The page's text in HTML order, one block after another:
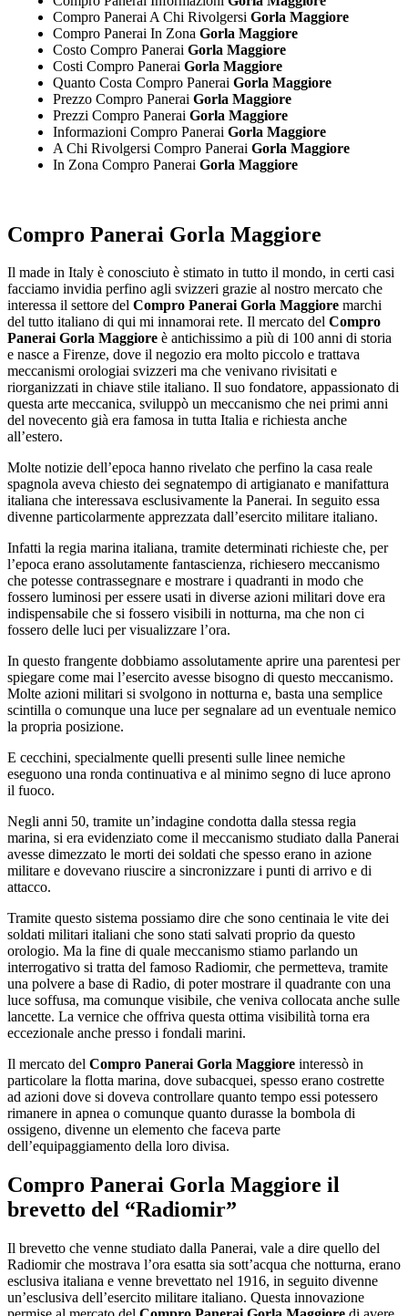
Compro Panerai A Chi Rivolgersi Gorla Maggiore
Compro Panerai In Zona Gorla Maggiore
Costo Compro Panerai Gorla Maggiore
Costi Compro Panerai Gorla Maggiore
Quanto Costa Compro Panerai Gorla Maggiore
Prezzo Compro Panerai Gorla Maggiore
Prezzi Compro Panerai Gorla Maggiore
Informazioni Compro Panerai Gorla Maggiore
A Chi Rivolgersi Compro Panerai Gorla Maggiore
In Zona Compro Panerai Gorla Maggiore
Compro Panerai Gorla Maggiore
Il made in Italy è conosciuto è stimato in tutto il mondo, in certi casi
facciamo invidia perfino agli svizzeri grazie al nostro mercato che
interessa il settore del Compro Panerai Gorla Maggiore marchi
del tutto italiano di qui mi innamorai rete. Il mercato del Compro
Panerai Gorla Maggiore è antichissimo a più di 100 anni di storia
e nasce a Firenze, dove il negozio era molto piccolo e trattava
meccanismi orologiai svizzeri ma che venivano rivisitati e
riorganizzati in chiave stile italiano. Il suo fondatore, appassionato di
questa arte meccanica, sviluppò un meccanismo che nei primi anni
del novecento già era famosa in tutta Italia e richiesta anche
all’estero.
Molte notizie dell’epoca hanno rivelato che perfino la casa reale
spagnola aveva chiesto dei segnatempo di artigianato e manifattura
italiana che interessava esclusivamente la Panerai. In seguito essa
divenne particolarmente apprezzata dall’esercito militare italiano.
Infatti la regia marina italiana, tramite determinati richieste che, per
l’epoca erano assolutamente fantascienza, richiesero meccanismo
che potesse contrassegnare e mostrare i quadranti in modo che
fossero luminosi per essere usati in diverse azioni militari dove era
indispensabile che si fossero visibili in notturna, ma che non ci
fossero delle luci per visualizzare l’ora.
In questo frangente dobbiamo assolutamente aprire una parentesi per
spiegare come mai l’esercito avesse bisogno di questo meccanismo.
Molte azioni militari si svolgono in notturna e, basta una semplice
scintilla o comunque una luce per segnalare ad un eventuale nemico
la propria posizione.
E cecchini, specialmente quelli presenti sulle linee nemiche
eseguono una ronda continuativa e al minimo segno di luce aprono
il fuoco.
Negli anni 50, tramite un’indagine condotta dalla stessa regia
marina, si era evidenziato come il meccanismo studiato dalla Panerai
avesse dimezzato le morti dei soldati che spesso erano in azione
militare e dovevano riuscire a sincronizzare i punti di arrivo e di
attacco.
Tramite questo sistema possiamo dire che sono centinaia le vite dei
soldati militari italiani che sono stati salvati proprio da questo
orologio. Ma la fine di quale meccanismo stiamo parlando un
interrogativo si tratta del famoso Radiomir, che permetteva, tramite
una polvere a base di Radio, di poter mostrare il quadrante con una
luce soffusa, ma comunque visibile, che veniva collocata anche sulle
lancette. La vernice che offriva questa ottima visibilità torna era
eccezionale anche presso i fondali marini.
Il mercato del Compro Panerai Gorla Maggiore interessò in
particolare la flotta marina, dove subacquei, spesso erano costrette
ad azioni dove si doveva controllare quanto tempo essi potessero
rimanere in apnea o comunque quanto durasse la bombola di
ossigeno, divenne un elemento che faceva parte
dell’equipaggiamento della loro divisa.
Compro Panerai Gorla Maggiore il
brevetto del “Radiomir”
Il brevetto che venne studiato dalla Panerai, vale a dire quello del
Radiomir che mostrava l’ora esatta sia sott’acqua che notturna, erano
esclusiva italiana e venne brevettato nel 1916, in seguito divenne
un’esclusiva dell’esercito militare italiano. Questa innovazione